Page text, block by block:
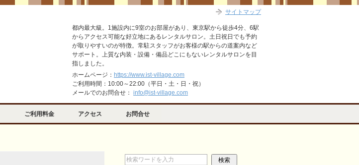
都内最大級。1施設内に9室のお部屋があり、東京駅から徒歩4分、6駅
からアクセス可能な好立地にあるレンタルサロン。土日祝日でも予約
が取りやすいのが特徴。常駐スタッフがお客様の駅からの道案内など
サポート。上質な内装・設備・備品どこにもないレンタルサロンを目
指しました。
ホームページ： https://www.ist-village.com
ご利用時間：10:00～22:00（平日・土・日・祝）
メールでのお問合せ： info@ist-village.com
ご利用料金 アクセス お問合せ
サイトマップ